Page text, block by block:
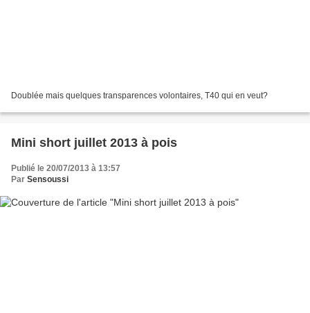
Doublée mais quelques transparences volontaires, T40 qui en veut?
Mini short juillet 2013 à pois
Publié le 20/07/2013 à 13:57
Par Sensoussi